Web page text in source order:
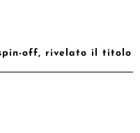
off, rivelato il titolo